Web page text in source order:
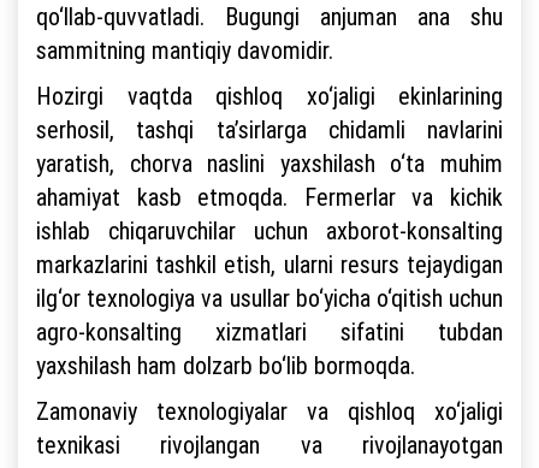
qo‘llab-quvvatladi. Bugungi anjuman ana shu
sammitning mantiqiy davomidir.
Hozirgi vaqtda qishloq xo‘jaligi ekinlarining
serhosil, tashqi ta’sirlarga chidamli navlarini
yaratish, chorva naslini yaxshilash o‘ta muhim
ahamiyat kasb etmoqda. Fermerlar va kichik
ishlab chiqaruvchilar uchun axborot-konsalting
markazlarini tashkil etish, ularni resurs tejaydigan
ilg‘or texnologiya va usullar bo‘yicha o‘qitish uchun
agro-konsalting xizmatlari sifatini tubdan
yaxshilash ham dolzarb bo‘lib bormoqda.
Zamonaviy texnologiyalar va qishloq xo‘jaligi
texnikasi rivojlangan va rivojlanayotgan